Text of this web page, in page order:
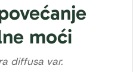
moći
diffusa var.